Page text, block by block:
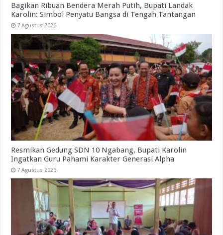
Bagikan Ribuan Bendera Merah Putih, Bupati Landak
Karolin: Simbol Penyatu Bangsa di Tengah Tantangan
7 Agustus 2026
Resmikan Gedung SDN 10 Ngabang, Bupati Karolin
Ingatkan Guru Pahami Karakter Generasi Alpha
7 Agustus 2026